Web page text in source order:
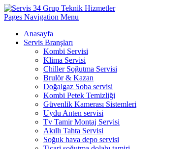
Pages Navigation Menu
Anasayfa
Servis Branşları
Kombi Servisi
Klima Servisi
Chiller Soğutma Servisi
Brulör & Kazan
Doğalgaz Soba servisi
Kombi Petek Temizliği
Güvenlik Kamerası Sistemleri
Uydu Anten servisi
Tv Tamir Montaj Servisi
Akıllı Tahta Servisi
Soğuk hava depo servisi